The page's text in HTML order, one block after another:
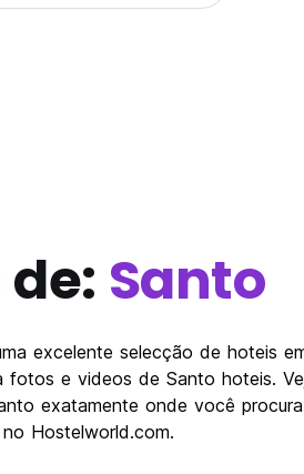
Santo
excelente selecção de hoteis
fotos e videos de Santo hoteis.
exatamente onde você
Hostelworld.com.